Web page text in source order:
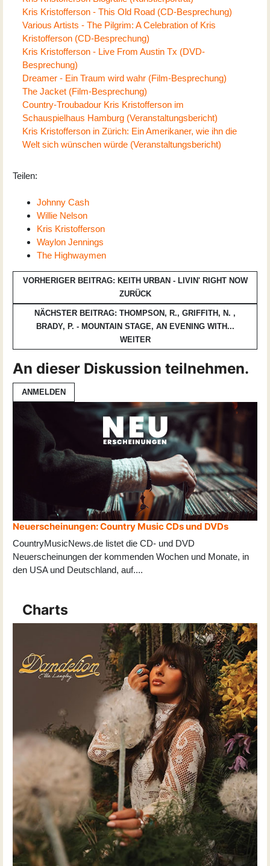
Kris Kristofferson - This Old Road (CD-Besprechung)
Various Artists - The Pilgrim: A Celebration of Kris
Kristofferson (CD-Besprechung)
Kris Kristofferson - Live From Austin Tx (DVD-
Besprechung)
Dreamer - Ein Traum wird wahr (Film-Besprechung)
The Jacket (Film-Besprechung)
Country-Troubadour Kris Kristofferson im
Schauspielhaus Hamburg (Veranstaltungsbericht)
Kris Kristofferson in Zürich: Ein Amerikaner, wie ihn die
Welt sich wünschen würde (Veranstaltungsbericht)
Teilen:
Johnny Cash
Willie Nelson
Kris Kristofferson
Waylon Jennings
The Highwaymen
VORHERIGER BEITRAG: KEITH URBAN - LIVIN' RIGHT NOW
ZURÜCK
NÄCHSTER BEITRAG: THOMPSON, R., GRIFFITH, N. ,
BRADY, P. - MOUNTAIN STAGE, AN EVENING WITH...
WEITER
An dieser Diskussion teilnehmen.
ANMELDEN
Neuerscheinungen: Country Music CDs und DVDs
CountryMusicNews.de listet die CD- und DVD
Neuerscheinungen der kommenden Wochen und Monate, in
den USA und Deutschland, auf....
Charts